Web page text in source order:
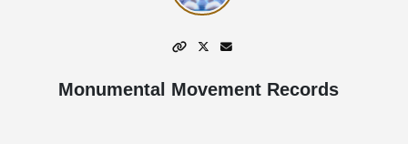
Monumental Movement Records